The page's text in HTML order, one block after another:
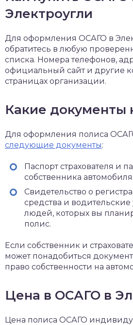
Электроугли
Для оформления ОСАГО в
обратитесь в любую
списка. Номера телефонов,
официальный сайт и другие
страницах организации.
Какие документы
Для оформления полиса
следующие документы:
Паспорт страхователя и
собственника автомобиля.
Свидетельство о
средства и
людей, которых вы
полис.
Если собственник и
может понадобиться
право собственности на
Цена в ОСАГО в
Цена полиса ОСАГО